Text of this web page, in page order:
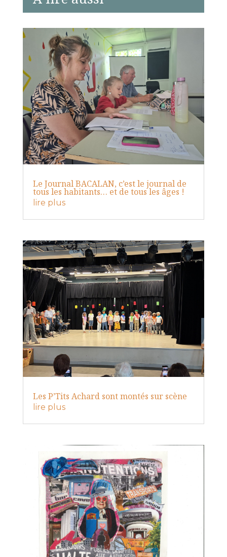
Le Journal BACALAN, c’est le journal de
tous les habitants… et de tous les âges !
lire plus
Les P’Tits Achard sont montés sur scène
lire plus